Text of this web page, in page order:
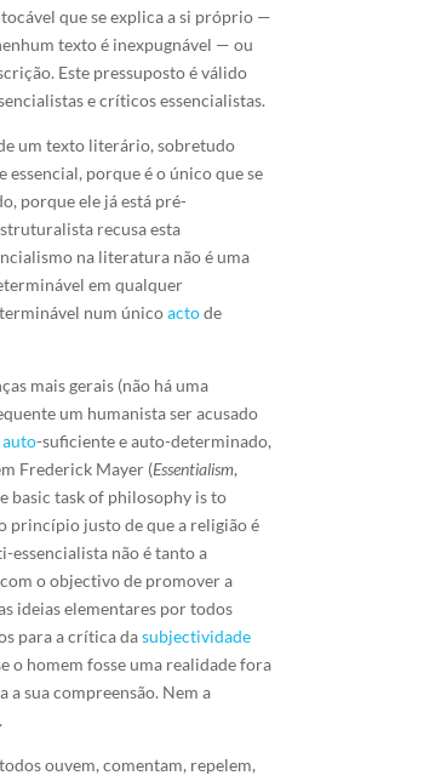
que se explica a si próprio —
texto é inexpugnável — ou
Este pressuposto é válido
e críticos essencialistas.
um texto literário, sobretudo
porque é o único que se
porque ele já está pré-
recusa esta
na literatura não é uma
em qualquer
num únicoactode
mais gerais (não há uma
um humanista ser acusado
auto-suficiente e auto-determinado,
Frederick Mayer (Essentialism,
basic task of philosophy is to
princípio justo de que a religião é
essencialista não é tanto a
o objectivo de promover a
ideias elementares por todos
para a crítica dasubjectividade
o homem fosse uma realidade fora
sua compreensão. Nem a
ouvem, comentam, repelem,